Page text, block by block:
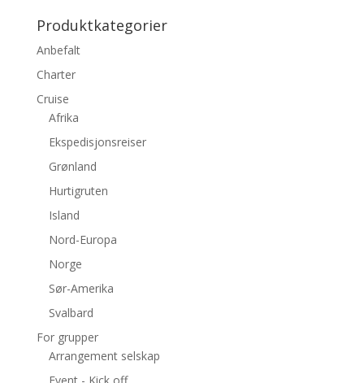
Produktkategorier
Anbefalt
Charter
Cruise
Afrika
Ekspedisjonsreiser
Grønland
Hurtigruten
Island
Nord-Europa
Norge
Sør-Amerika
Svalbard
For grupper
Arrangement selskap